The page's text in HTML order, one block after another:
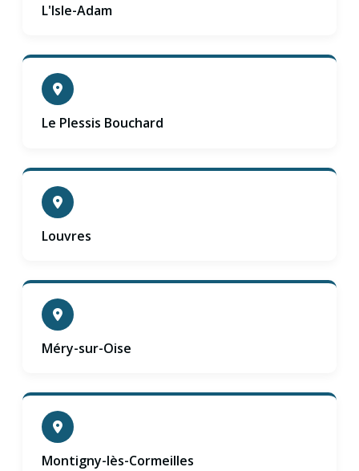
L'Isle-Adam
Le Plessis Bouchard
Louvres
Méry-sur-Oise
Montigny-lès-Cormeilles